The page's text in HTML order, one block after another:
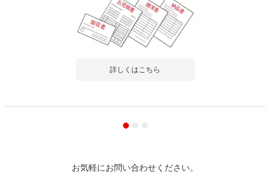
詳しくはこちら
お気軽にお問い合わせください。